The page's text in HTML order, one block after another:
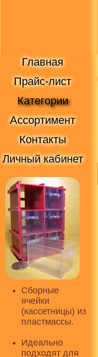
Главная
Прайс-лист
Категории
Ассортимент
Контакты
Личный кабинет
Сборные
ячейки
(кассетницы) из
пластмассы.
Идеально
подходят для